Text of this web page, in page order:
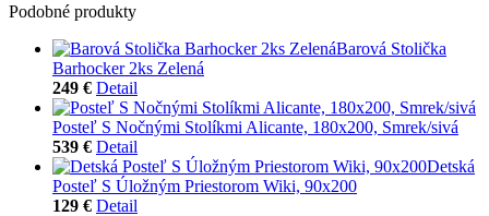
Podobné produkty
Barová Stolička
Barhocker 2ks Zelená
249 € Detail
Posteľ S Nočnými Stolíkmi Alicante, 180x200, Smrek/sivá
539 € Detail
Detská
Posteľ S Úložným Priestorom Wiki, 90x200
129 € Detail